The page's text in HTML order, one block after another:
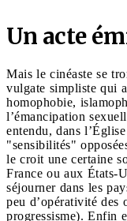
Un acte
Mais le cinéaste se
vulgate simpliste qui
homophobie,
l’émancipation
entendu, dans
"sensibilités"
le croit une certaine
France ou aux États-
séjourner dans les
peu d’opérativité des
progressisme). Enfin